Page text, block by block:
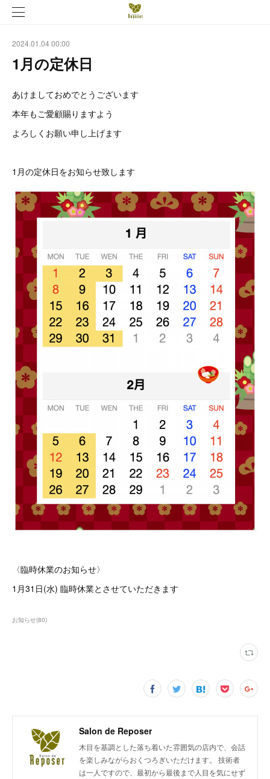
2024.01.04 00:00
1月の定休日
あけましておめでとうございます
本年もご愛顧賜りますよう
よろしくお願い申し上げます
1月の定休日をお知らせ致します
〈臨時休業のお知らせ〉
1月31日(水) 臨時休業とさせていただきます
お知らせ(80)
Salon de Reposer
木目を基調とした落ち着いた雰囲気の店内で、会話
を楽しみながらおくつろぎいただけます。 技術者
は一人ですので、最初から最後まで人目を気にせず